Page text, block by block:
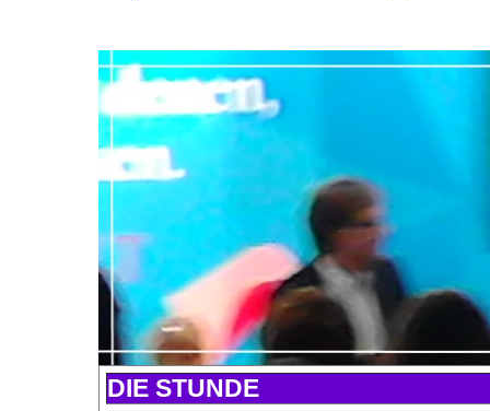
DIE STUNDE